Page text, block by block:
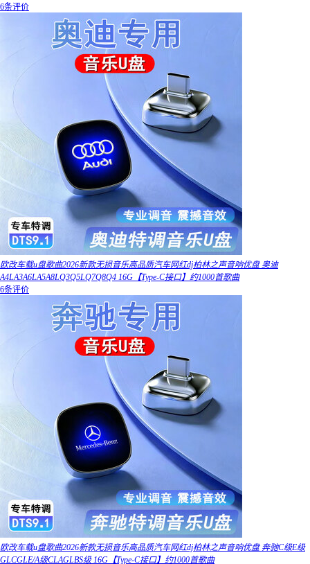
6条评价
欧改车载u盘歌曲2026新款无损音乐高品质汽车网红dj柏林之声音响优盘 奥迪
A4LA3A6LA5A8LQ3Q5LQ7Q8Q4 16G【Type-C接口】约1000首歌曲
6条评价
欧改车载u盘歌曲2026新款无损音乐高品质汽车网红dj柏林之声音响优盘 奔驰C级E级
GLCGLE/A级CLAGLBS级 16G【Type-C接口】约1000首歌曲